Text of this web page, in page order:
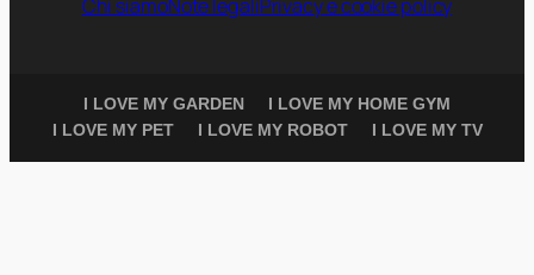
Chi siamoNote legaliPrivacy e cookie policy
I LOVE MY GARDEN
I LOVE MY HOME GYM
I LOVE MY PET
I LOVE MY ROBOT I LOVE MY TV